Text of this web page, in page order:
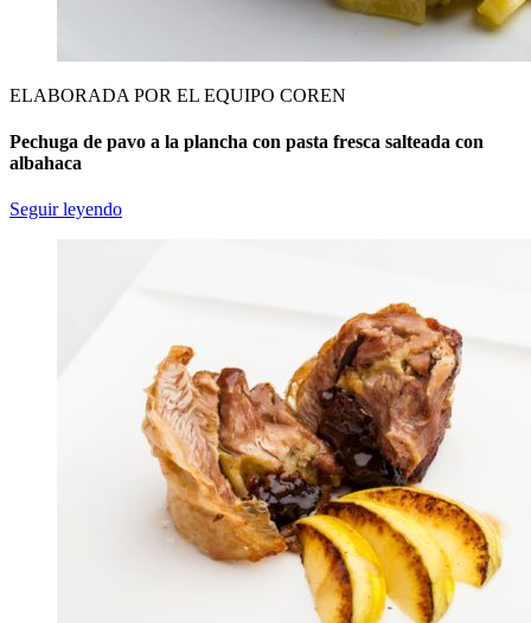
ELABORADA POR EL EQUIPO COREN
Pechuga de pavo a la plancha con pasta fresca salteada con
albahaca
Seguir leyendo